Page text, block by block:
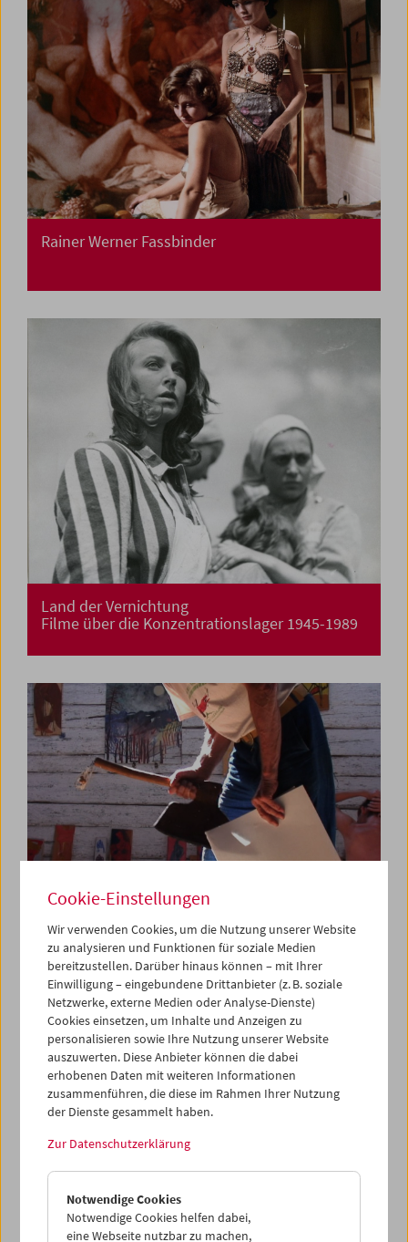
Rainer Werner Fassbinder
Land der Vernichtung
Filme über die Konzentrationslager 1945-1989
Da capo: "Triptychon und Coda" (2018) von
Michael Pilz
Cookie-Einstellungen
Wir verwenden Cookies, um die Nutzung unserer Website
zu analysieren und Funktionen für soziale Medien
bereitzustellen. Darüber hinaus können – mit Ihrer
Einwilligung – eingebundene Drittanbieter (z. B. soziale
Netzwerke, externe Medien oder Analyse-Dienste)
Cookies einsetzen, um Inhalte und Anzeigen zu
personalisieren sowie Ihre Nutzung unserer Website
auszuwerten. Diese Anbieter können die dabei
erhobenen Daten mit weiteren Informationen
zusammenführen, die diese im Rahmen Ihrer Nutzung
der Dienste gesammelt haben.
Zur Datenschutzerklärung
Notwendige Cookies
Notwendige Cookies helfen dabei,
eine Webseite nutzbar zu machen,